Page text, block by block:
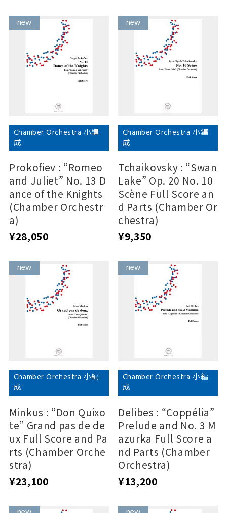
new
Chamber Orchestra 小編
成
new
Prokofiev : “Romeo
and Juliet” No. 13 D
ance of the Knights
(Chamber Orchestr
a)
¥28,050
new
Chamber Orchestra 小編
成
new
Tchaikovsky : “Swan
Lake” Op. 20 No. 10
Scène Full Score an
d Parts (Chamber Or
chestra)
¥9,350
new
Chamber Orchestra 小編
成
new
Minkus : “Don Quixo
te” Grand pas de de
ux Full Score and Pa
rts (Chamber Orche
stra)
¥23,100
new
Chamber Orchestra 小編
成
new
Delibes : “Coppélia”
Prelude and No. 3 M
azurka Full Score a
nd Parts (Chamber
Orchestra)
¥13,200